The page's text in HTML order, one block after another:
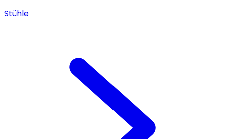
Stühle